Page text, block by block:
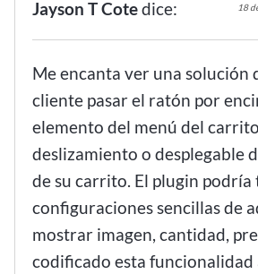
Jayson T Cotedice: 18
Me encanta ver una solución
cliente pasar el ratón por
elemento del menú del
deslizamiento o desplegable
de su carrito. El plugin podría
configuraciones sencillas de
mostrar imagen, cantidad,
codificado esta funcionalidad